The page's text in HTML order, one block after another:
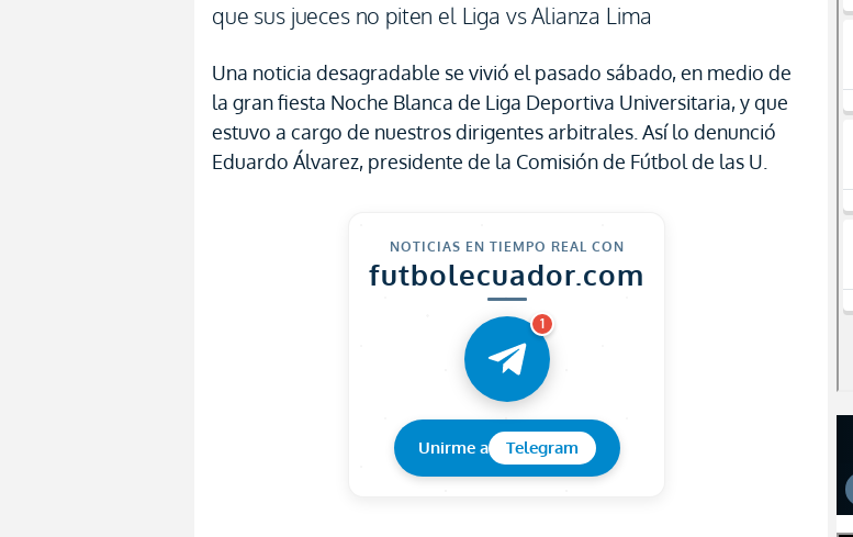
que sus jueces no piten el Liga vs Alianza Lima
Una noticia desagradable se vivió el pasado sábado, en medio de
la gran fiesta Noche Blanca de Liga Deportiva Universitaria, y que
estuvo a cargo de nuestros dirigentes arbitrales. Así lo denunció
Eduardo Álvarez, presidente de la Comisión de Fútbol de las U.
NOTICIAS EN TIEMPO REAL CON
futbolecuador.com
1
Unirme a Telegram